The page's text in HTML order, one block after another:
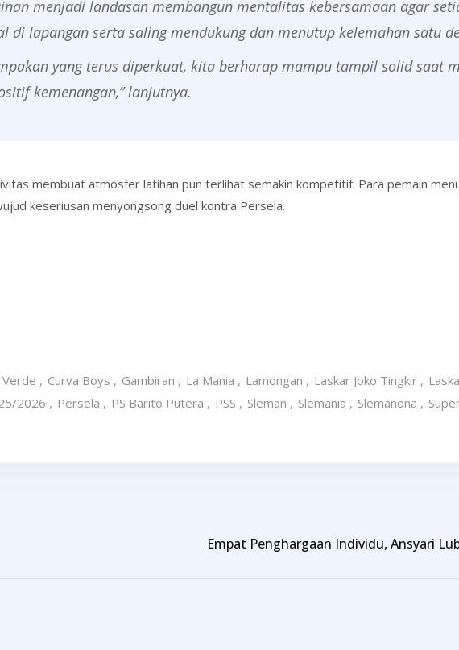
menjadi landasan membangun mentalitas kebersamaan agar
lapangan serta saling mendukung dan menutup kelemahan satu
yang terus diperkuat, kita berharap mampu tampil solid saat
kemenangan,” lanjutnya.
membuat atmosfer latihan pun terlihat semakin kompetitif. Para pemain
keseriusan menyongsong duel kontra Persela.
Verde , Curva Boys , Gambiran , La Mania , Lamongan , Laskar Joko Tingkir ,
2026 , Persela , PS Barito Putera , PSS , Sleman , Slemania , Slemanona ,
Empat Penghargaan Individu, Ansyari